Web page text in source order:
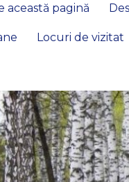
această pagină
Locuri de vizitat